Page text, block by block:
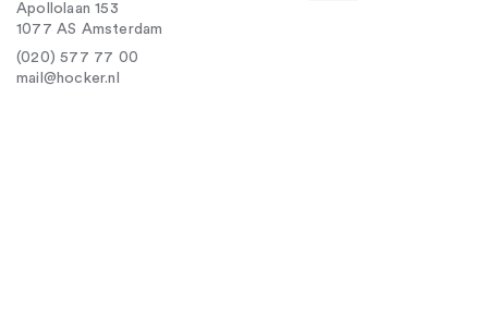
Apollolaan 153
1077 AS Amsterdam
(020) 577 77 00
mail@hocker.nl